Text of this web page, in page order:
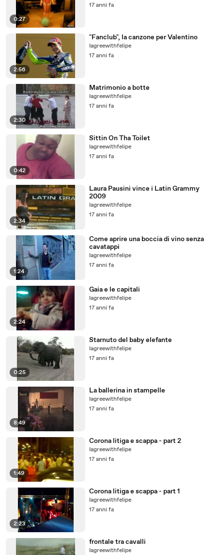
0:27
17 anni fa
2:56
"Fanclub", la canzone per Valentino
Iagreewithfelipe
17 anni fa
2:30
Matrimonio a botte
Iagreewithfelipe
17 anni fa
0:42
Sittin On Tha Toilet
Iagreewithfelipe
17 anni fa
2:34
Laura Pausini vince i Latin Grammy
2009
Iagreewithfelipe
17 anni fa
1:24
Come aprire una boccia di vino senza
cavatappi
Iagreewithfelipe
17 anni fa
2:24
Gaia e le capitali
Iagreewithfelipe
17 anni fa
0:25
Starnuto del baby elefante
Iagreewithfelipe
17 anni fa
8:49
La ballerina in stampelle
Iagreewithfelipe
17 anni fa
1:49
Corona litiga e scappa - part 2
Iagreewithfelipe
17 anni fa
2:23
Corona litiga e scappa - part 1
Iagreewithfelipe
17 anni fa
frontale tra cavalli
Iagreewithfelipe